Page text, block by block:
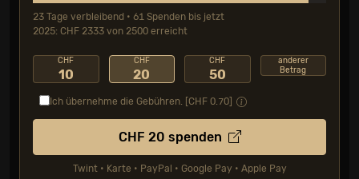
23 Tage verbleibend • 61 Spenden bis jetzt
2025: CHF 2333 von 2500 erreicht
CHF
10
CHF
20
CHF
50
anderer
Betrag
Ich übernehme die Gebühren. [CHF 0.70
CHF 20 spenden
Twint • Karte • PayPal • Google Pay • Apple Pay